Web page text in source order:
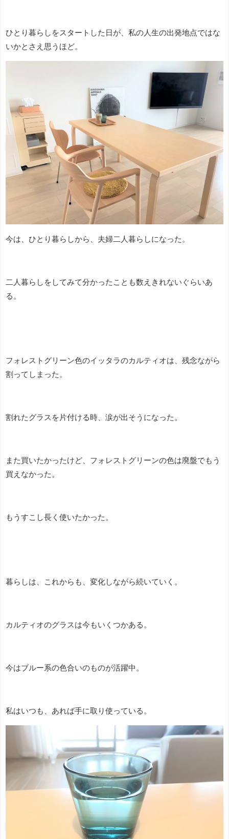
ひとり暮らしをスタートした日が、私の人生の出発地点ではな
いかとさえ思うほど。
今は、ひとり暮らしから、夫婦二人暮らしになった。
二人暮らしをしてみて分かったことも数えきれないぐらいあ
る。
フォレストグリーン色のイッタラのカルティオは、残念ながら
割ってしまった。
割れたグラスを片付ける時、涙が出そうになった。
また買いたかったけど、フォレストグリーンの色は廃盤でもう
買えなかった。
もうすこし長く使いたかった。
暮らしは、これからも、変化しながら続いていく。
カルティオのグラスは今もいくつかある。
今はブルー系の色合いのものが活躍中。
私はいつも、あれば手に取り使っている。